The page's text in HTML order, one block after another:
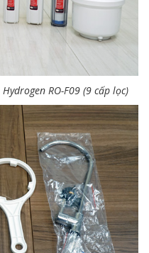
RO-F09 (9 cấp lọc)